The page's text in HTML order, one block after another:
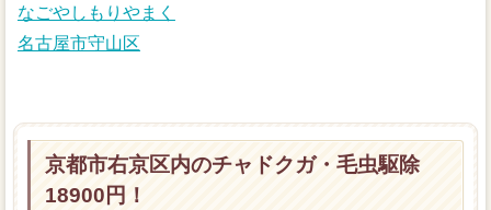
なごやしもりやまく
名古屋市守山区
京都市右京区内のチャドクガ・毛虫駆除
18900円！